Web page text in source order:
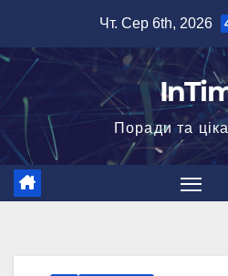
вмісту
Чт. Сер 6th, 2026
Поради та